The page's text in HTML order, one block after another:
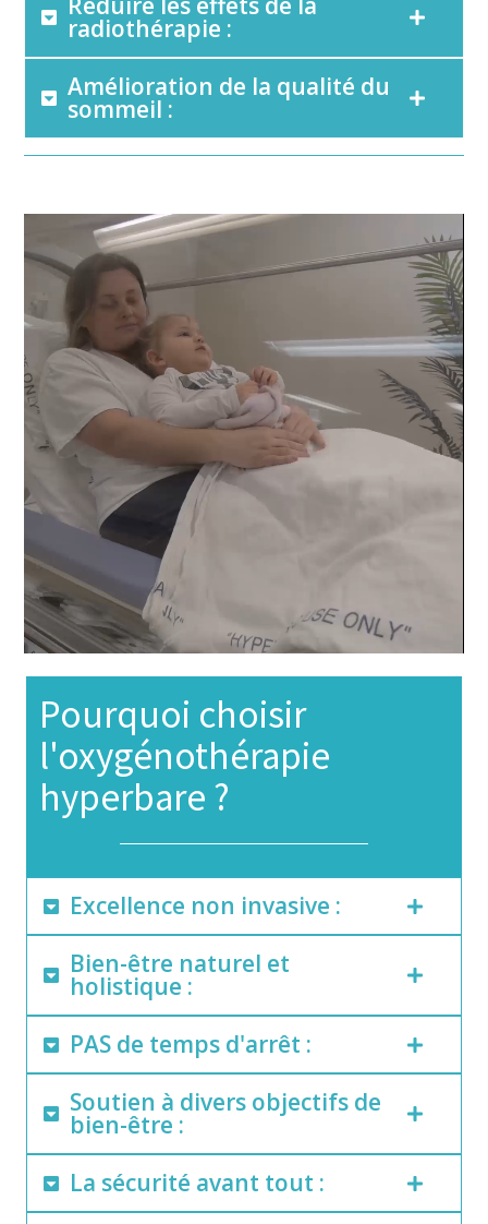
radiothérapie :
Amélioration de la qualité du
sommeil :
Pourquoi choisir
l'oxygénothérapie
hyperbare ?
Excellence non invasive :
Bien-être naturel et
holistique :
PAS de temps d'arrêt :
Soutien à divers objectifs de
bien-être :
La sécurité avant tout :